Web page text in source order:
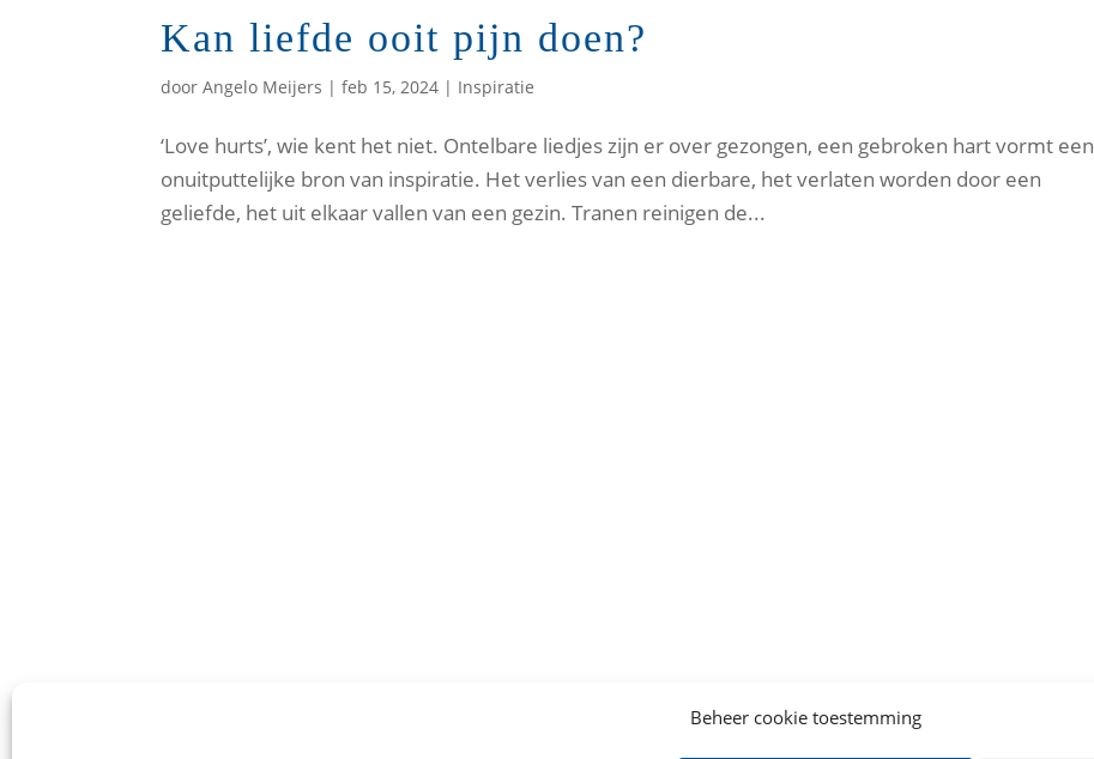
Beheer cookie toestemming
Kan liefde ooit pijn doen?
doorAngelo Meijers |feb 15, 2024 | Inspiratie
‘Love hurts’, wie kent het niet. Ontelbare liedjes zijn er over gezongen, een gebroken hart vormt een
onuitputtelijke bron van inspiratie. Het verlies van een dierbare, het verlaten worden door een
geliefde, het uit elkaar vallen van een gezin. Tranen reinigen de...